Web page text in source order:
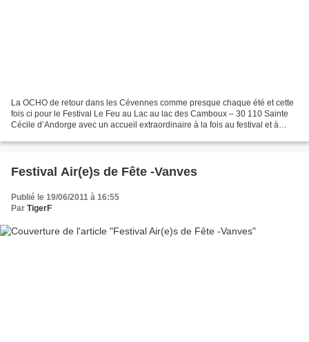
La OCHO de retour dans les Cévennes comme presque chaque été et cette
fois ci pour le Festival Le Feu au Lac au lac des Camboux – 30 110 Sainte
Cécile d’Andorge avec un accueil extraordinaire à la fois au festival et à
Festival Air(e)s de Fête -Vanves
Publié le 19/06/2011 à 16:55
Par TigerF